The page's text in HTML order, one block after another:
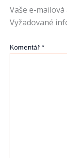
Vaše e-
Vyžadované
Komentář *